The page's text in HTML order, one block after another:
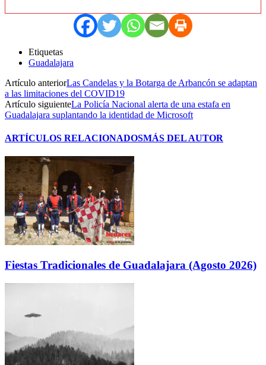
Etiquetas
Guadalajara
Artículo anteriorLas Candelas y la Botarga de Arbancón se adaptan
a las limitaciones del COVID19
Artículo siguienteLa Policía Nacional alerta de una estafa en
Guadalajara suplantando la identidad de Microsoft
ARTÍCULOS RELACIONADOSMÁS DEL AUTOR
Fiestas Tradicionales de Guadalajara (Agosto 2026)